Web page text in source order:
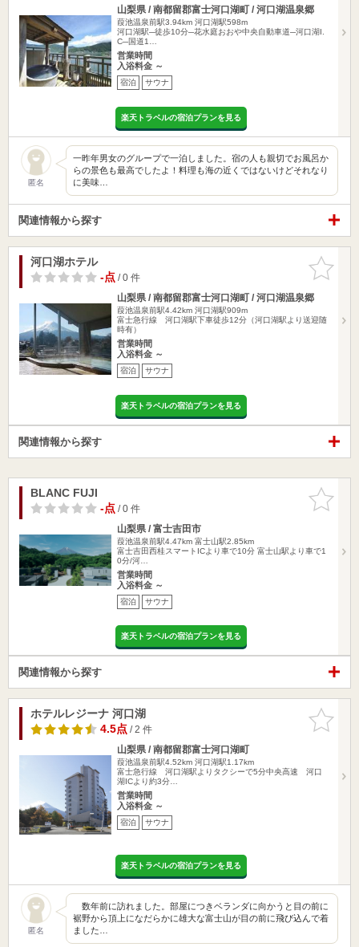
山梨県 / 南都留郡富士河口湖町 / 河口湖温泉郷
葭池温泉前駅3.94km 河口湖駅598m
河口湖駅─徒歩10分─花水庭おおや中央自動車道─河口湖I.
C─国道1…
営業時間
入浴料金 ～
宿泊 サウナ
楽天トラベルの宿泊プランを見る
匿名
一昨年男女のグループで一泊しました。宿の人も親切でお風呂か
らの景色も最高でしたよ！料理も海の近くではないけどそれなり
に美味…
関連情報から探す
お気に入
りに追加
河口湖ホテル
-点/ 0 件
山梨県 / 南都留郡富士河口湖町 / 河口湖温泉郷
葭池温泉前駅4.42km 河口湖駅909m
富士急行線 河口湖駅下車徒歩12分（河口湖駅より送迎随
時有）
営業時間
入浴料金 ～
宿泊 サウナ
楽天トラベルの宿泊プランを見る
関連情報から探す
お気に入
りに追加
BLANC FUJI
-点/ 0 件
山梨県 / 富士吉田市
葭池温泉前駅4.47km 富士山駅2.85km
富士吉田西桂スマートICより車で10分 富士山駅より車で1
0分/河…
営業時間
入浴料金 ～
宿泊 サウナ
楽天トラベルの宿泊プランを見る
関連情報から探す
お気に入
りに追加
ホテルレジーナ 河口湖
4.5点/ 2 件
山梨県 / 南都留郡富士河口湖町
葭池温泉前駅4.52km 河口湖駅1.17km
富士急行線 河口湖駅よりタクシーで5分中央高速 河口
湖ICより約3分…
営業時間
入浴料金 ～
宿泊 サウナ
楽天トラベルの宿泊プランを見る
匿名
数年前に訪れました。部屋につきベランダに向かうと目の前に
裾野から頂上になだらかに雄大な富士山が目の前に飛び込んで着
ました…